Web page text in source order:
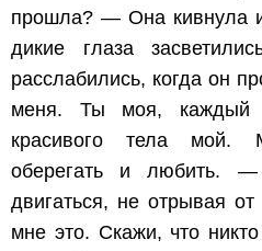
прошла? — Она кивнула
дикие глаза
расслабились, когда он
меня. Ты моя, каждый
красивого тела мой.
оберегать и любить.
двигаться, не отрывая
мне это. Скажи, что